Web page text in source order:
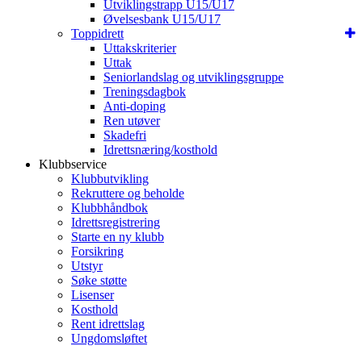
Utviklingstrapp U15/U17
Øvelsesbank U15/U17
Toppidrett
Uttakskriterier
Uttak
Seniorlandslag og utviklingsgruppe
Treningsdagbok
Anti-doping
Ren utøver
Skadefri
Idrettsnæring/kosthold
Klubbservice
Klubbutvikling
Rekruttere og beholde
Klubbhåndbok
Idrettsregistrering
Starte en ny klubb
Forsikring
Utstyr
Søke støtte
Lisenser
Kosthold
Rent idrettslag
Ungdomsløftet